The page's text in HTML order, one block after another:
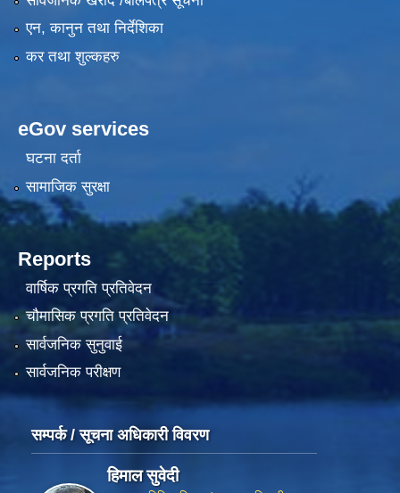
एन, कानुन तथा निर्देशिका
कर तथा शुल्कहरु
eGov services
घटना दर्ता
सामाजिक सुरक्षा
Reports
वार्षिक प्रगति प्रतिवेदन
चौमासिक प्रगति प्रतिवेदन
सार्वजनिक सुनुवाई
सार्वजनिक परीक्षण
सम्पर्क / सूचना अधिकारी विवरण
हिमाल सुवेदी